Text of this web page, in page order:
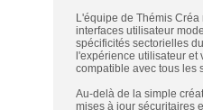
L'équipe de Thémis
interfaces utilisateur
spécificités sectorielles
l'expérience utilisateur
compatible avec tous les
Au-delà de la simple
mises à jour sécuritaires